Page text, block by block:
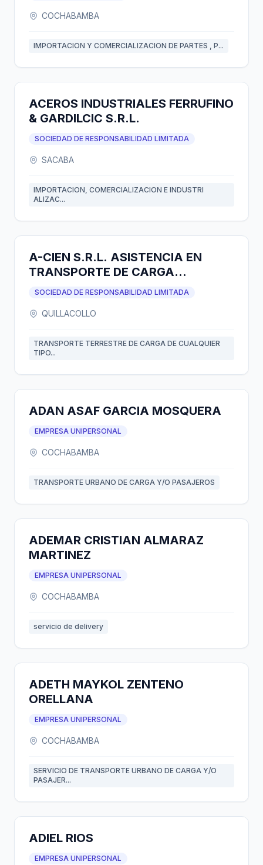
COCHABAMBA
IMPORTACION Y COMERCIALIZACION DE PARTES , P...
ACEROS INDUSTRIALES FERRUFINO
& GARDILCIC S.R.L.
SOCIEDAD DE RESPONSABILIDAD LIMITADA
SACABA
IMPORTACION, COMERCIALIZACION E INDUSTRI
ALIZAC...
A-CIEN S.R.L. ASISTENCIA EN
TRANSPORTE DE CARGA
NACIONAL E INTERNACIONAL
SOCIEDAD DE RESPONSABILIDAD LIMITADA
QUILLACOLLO
TRANSPORTE TERRESTRE DE CARGA DE CUALQUIER
TIPO...
ADAN ASAF GARCIA MOSQUERA
EMPRESA UNIPERSONAL
COCHABAMBA
TRANSPORTE URBANO DE CARGA Y/O PASAJEROS
ADEMAR CRISTIAN ALMARAZ
MARTINEZ
EMPRESA UNIPERSONAL
COCHABAMBA
servicio de delivery
ADETH MAYKOL ZENTENO
ORELLANA
EMPRESA UNIPERSONAL
COCHABAMBA
SERVICIO DE TRANSPORTE URBANO DE CARGA Y/O
PASAJER...
ADIEL RIOS
EMPRESA UNIPERSONAL